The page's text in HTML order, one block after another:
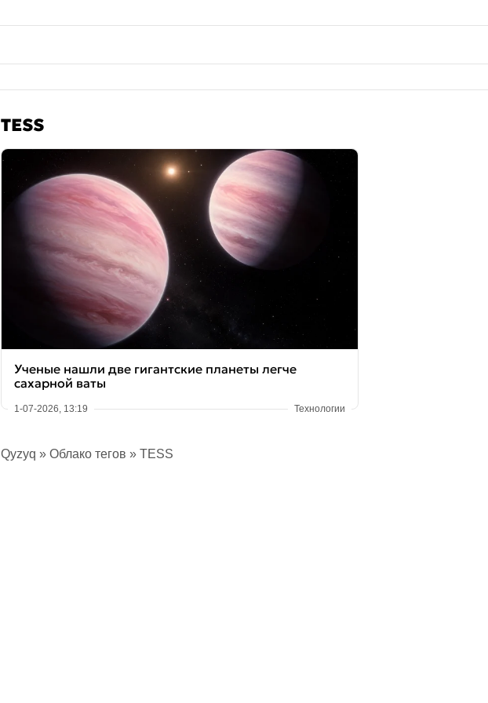
TESS
Ученые нашли две гигантские планеты легче
сахарной ваты
1-07-2026, 13:19 Технологии
Qyzyq » Облако тегов » TESS